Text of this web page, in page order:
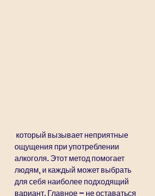
ощущения при употреблении
алкоголя. Этот метод помогает
людям, и каждый может выбрать
для себя наиболее подходящий
вариант. Главное – не оставаться